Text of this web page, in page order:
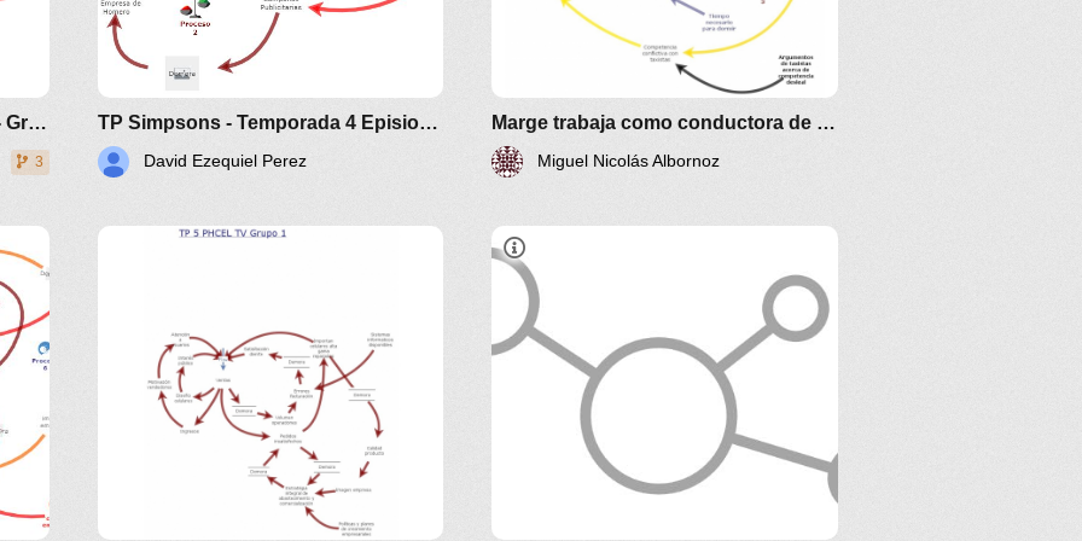
Límite de Crecimiento Cable TV - Grupo 7
3
TP Simpsons - Temporada 4 Episiodio 8 - "Sr. Quitanieves"
David Ezequiel Perez
Marge trabaja como conductora de viajes con app para celulares
Miguel Nicolás Albornoz